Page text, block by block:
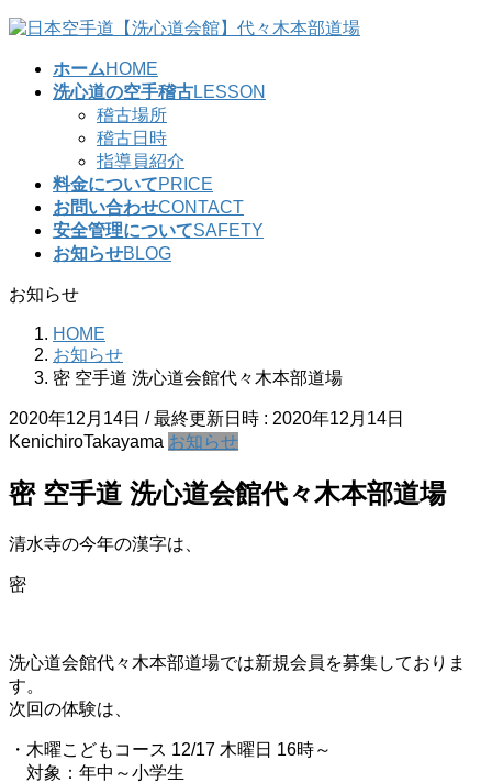
コ
ナ
ホームHOME
洗心道の空手稽古LESSON
稽古場所
稽古日時
指導員紹介
料金についてPRICE
お問い合わせCONTACT
安全管理についてSAFETY
お知らせBLOG
お知らせ
HOME
お知らせ
密 空手道 洗心道会館代々木本部道場
2020年12月14日 / 最終更新日時 : 2020年12月14日
KenichiroTakayama お知らせ
密 空手道 洗心道会館代々木本部道場
清水寺の今年の漢字は、
密
洗心道会館代々木本部道場では新規会員を募集しておりま
す。
次回の体験は、
・木曜こどもコース 12/17 木曜日 16時～
対象：年中～小学生